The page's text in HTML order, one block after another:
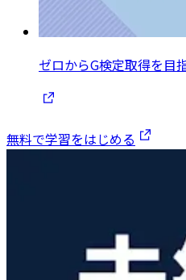
ゼロからG検定取得を目
無料で学習をはじめる